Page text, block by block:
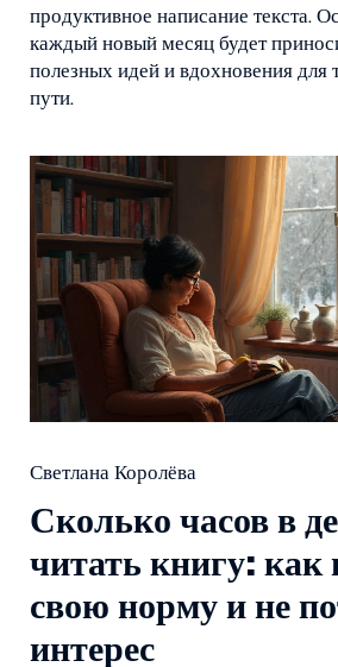
продуктивное написание текста.
каждый новый месяц будет
полезных идей и вдохновения для
пути.
Светлана Королёва
Сколько часов в
читать книгу: как
свою норму и не
интерес